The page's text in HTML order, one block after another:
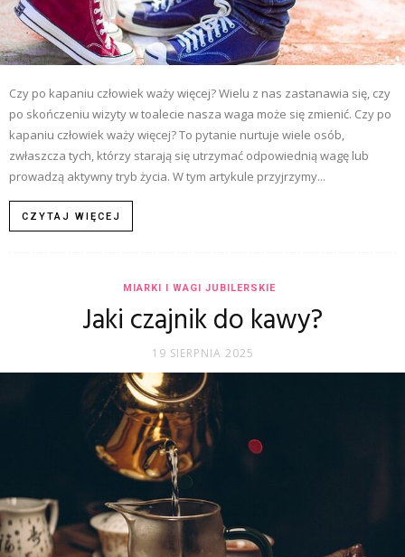
Czy po kapaniu człowiek waży więcej? Wielu z nas zastanawia się, czy
po skończeniu wizyty w toalecie nasza waga może się zmienić. Czy po
kapaniu człowiek waży więcej? To pytanie nurtuje wiele osób,
zwłaszcza tych, którzy starają się utrzymać odpowiednią wagę lub
prowadzą aktywny tryb życia. W tym artykule przyjrzymy...
CZYTAJ WIĘCEJ
MIARKI I WAGI JUBILERSKIE
Jaki czajnik do kawy?
19 SIERPNIA 2025